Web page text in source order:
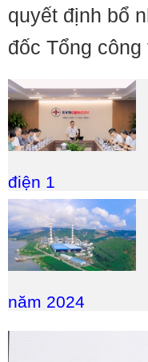
quyết định bổ
đốc Tổng công
điện 1
năm 2024